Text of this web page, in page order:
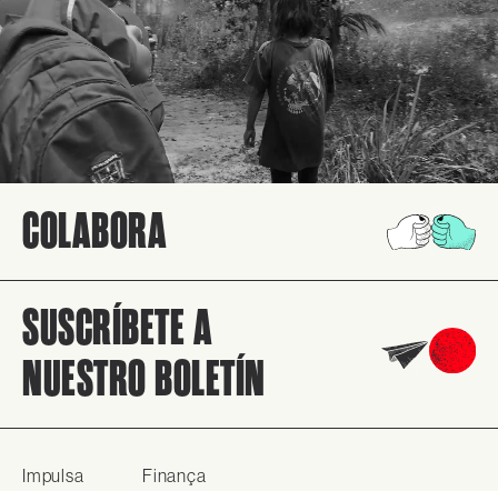
COLABORA
SUSCRÍBETE A
NUESTRO BOLETÍN
Impulsa Finança